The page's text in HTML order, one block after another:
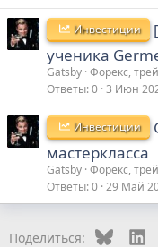
Инвестиции
ученика
Gatsby Форекс,
Ответы 0 3 Июн
Инвестиции
мастеркласса
Gatsby Форекс,
Ответы 0 29 Май
Поделиться: Bluesky